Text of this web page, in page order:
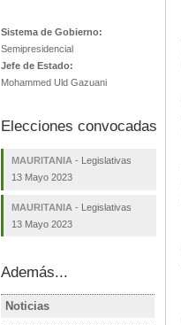
Sistema de Gobierno:
Semipresidencial
Jefe de Estado:
Mohammed Uld Gazuani
Elecciones convocadas
MAURITANIA - Legislativas
13 Mayo 2023
MAURITANIA - Legislativas
13 Mayo 2023
Además...
Noticias